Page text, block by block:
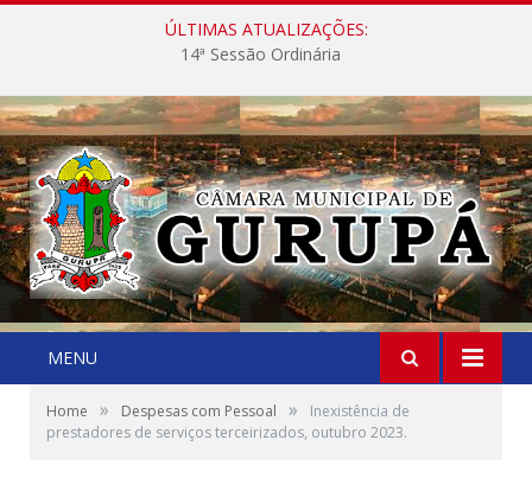
ÚLTIMAS ATUALIZAÇÕES:
14ª Sessão Ordinária
MENU
Home » Despesas com Pessoal »
Inexistência de
prestadores de serviços terceirizados, outubro 2023.